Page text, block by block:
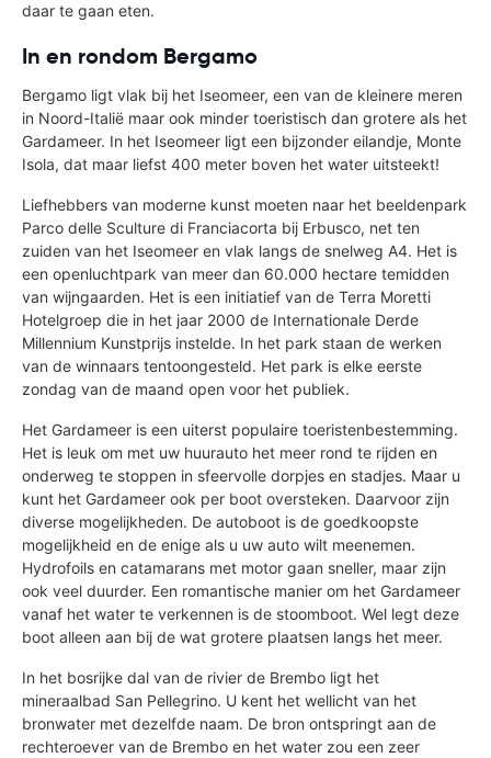
daar te gaan eten.
In en rondom Bergamo
Bergamo ligt vlak bij het Iseomeer, een van de kleinere meren
in Noord-Italië maar ook minder toeristisch dan grotere als het
Gardameer. In het Iseomeer ligt een bijzonder eilandje, Monte
Isola, dat maar liefst 400 meter boven het water uitsteekt!
Liefhebbers van moderne kunst moeten naar het beeldenpark
Parco delle Sculture di Franciacorta bij Erbusco, net ten
zuiden van het Iseomeer en vlak langs de snelweg A4. Het is
een openluchtpark van meer dan 60.000 hectare temidden
van wijngaarden. Het is een initiatief van de Terra Moretti
Hotelgroep die in het jaar 2000 de Internationale Derde
Millennium Kunstprijs instelde. In het park staan de werken
van de winnaars tentoongesteld. Het park is elke eerste
zondag van de maand open voor het publiek.
Het Gardameer is een uiterst populaire toeristenbestemming.
Het is leuk om met uw huurauto het meer rond te rijden en
onderweg te stoppen in sfeervolle dorpjes en stadjes. Maar u
kunt het Gardameer ook per boot oversteken. Daarvoor zijn
diverse mogelijkheden. De autoboot is de goedkoopste
mogelijkheid en de enige als u uw auto wilt meenemen.
Hydrofoils en catamarans met motor gaan sneller, maar zijn
ook veel duurder. Een romantische manier om het Gardameer
vanaf het water te verkennen is de stoomboot. Wel legt deze
boot alleen aan bij de wat grotere plaatsen langs het meer.
In het bosrijke dal van de rivier de Brembo ligt het
mineraalbad San Pellegrino. U kent het wellicht van het
bronwater met dezelfde naam. De bron ontspringt aan de
rechteroever van de Brembo en het water zou een zeer